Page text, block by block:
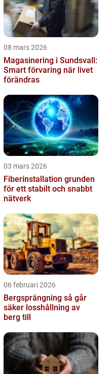
08 mars 2026
Magasinering i Sundsvall:
Smart förvaring när livet
förändras
03 mars 2026
Fiberinstallation grunden
för ett stabilt och snabbt
nätverk
06 februari 2026
Bergsprängning så går
säker losshållning av
berg till